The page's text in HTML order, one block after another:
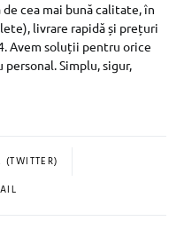
cea mai bună calitate, în
livrare rapidă și prețuri
Avem soluții pentru orice
Simplu, sigur,
(TWITTER)